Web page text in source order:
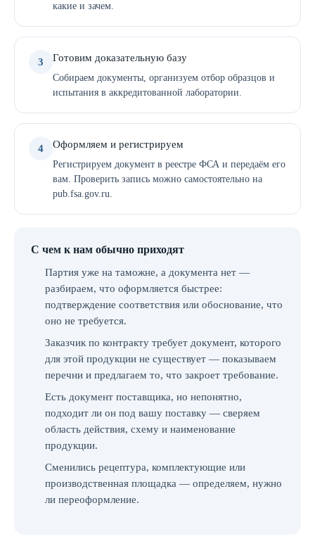
какие и зачем.
3 Готовим доказательную базу
Собираем документы, организуем отбор образцов и
испытания в аккредитованной лаборатории.
4 Оформляем и регистрируем
Регистрируем документ в реестре ФСА и передаём его
вам. Проверить запись можно самостоятельно на
pub.fsa.gov.ru.
С чем к нам обычно приходят
Партия уже на таможне, а документа нет —
разбираем, что оформляется быстрее:
подтверждение соответствия или обоснование, что
оно не требуется.
Заказчик по контракту требует документ, которого
для этой продукции не существует — показываем
перечни и предлагаем то, что закроет требование.
Есть документ поставщика, но непонятно,
подходит ли он под вашу поставку — сверяем
область действия, схему и наименование
продукции.
Сменились рецептура, комплектующие или
производственная площадка — определяем, нужно
ли переоформление.